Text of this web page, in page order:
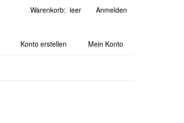
Warenkorb: leer Anmelden
Konto erstellen Mein Konto